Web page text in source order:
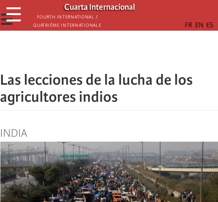
Skip
to
main
Cuarta Internacional
Fourth International /
Quatrième internationale
☰
☰
Las lecciones de la lucha de los
agricultores indios
INDIA